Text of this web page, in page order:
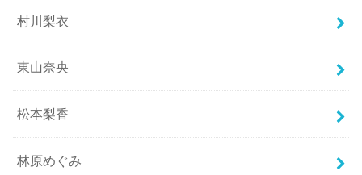
村川梨衣
東山奈央
松本梨香
林原めぐみ